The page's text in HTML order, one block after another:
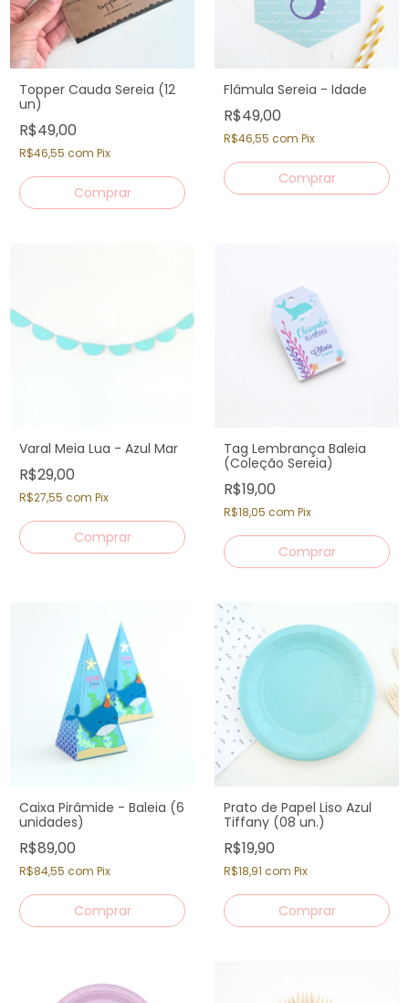
Topper Cauda Sereia (12
un)
R$49,00
R$46,55 com Pix
Flâmula Sereia - Idade
R$49,00
R$46,55 com Pix
Varal Meia Lua - Azul Mar
R$29,00
R$27,55 com Pix
Tag Lembrança Baleia
(Coleção Sereia)
R$19,00
R$18,05 com Pix
Caixa Pirâmide - Baleia (6
unidades)
R$89,00
R$84,55 com Pix
Prato de Papel Liso Azul
Tiffany (08 un.)
R$19,90
R$18,91 com Pix